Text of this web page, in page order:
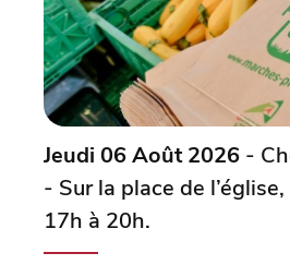
Jeudi 06 Août 2026 -
- Sur la place de l’église,
17h à 20h.